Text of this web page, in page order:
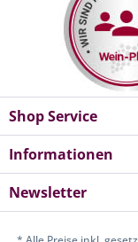
Shop Service
Informationen
Newsletter